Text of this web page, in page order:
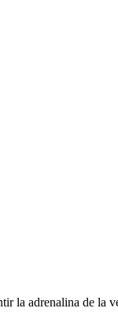
la adrenalina de la